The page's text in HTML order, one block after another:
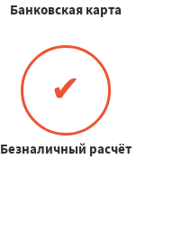
Банковская карта
✔
Безналичный расчёт